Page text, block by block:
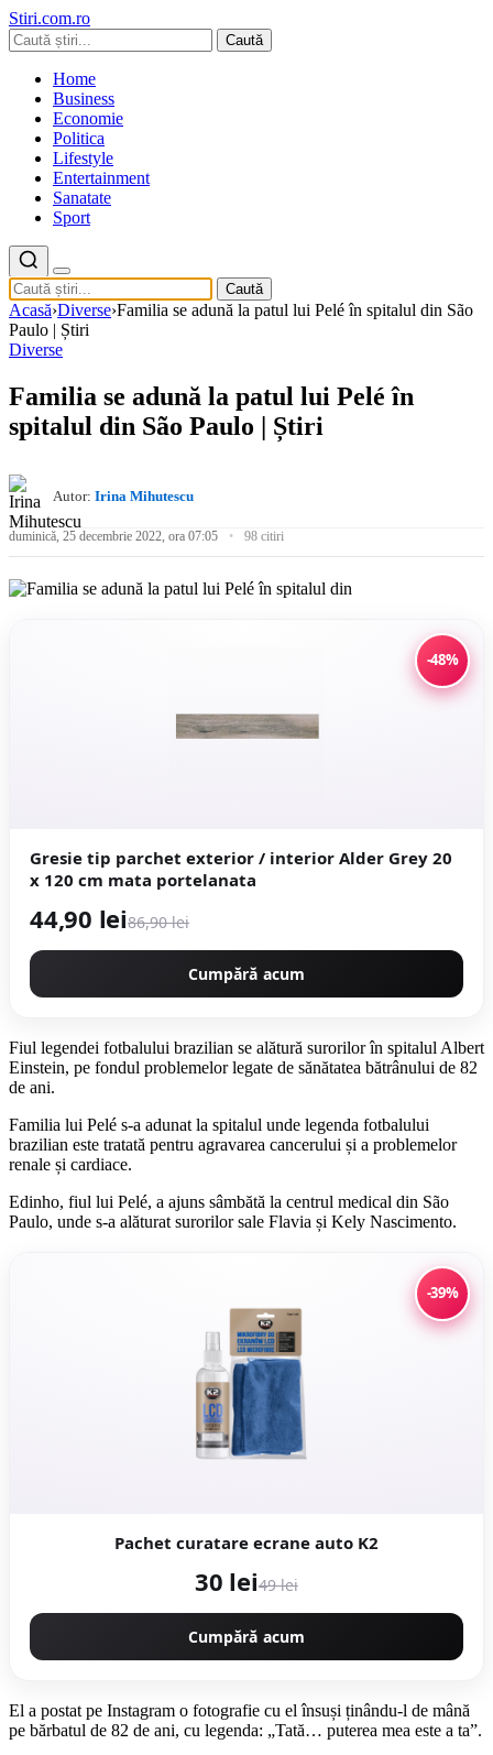
Stiri.com.ro
Caută
Home
Business
Economie
Politica
Lifestyle
Entertainment
Sanatate
Sport
Caută
Acasă›Diverse›Familia se adună la patul lui Pelé în spitalul din São
Paulo | Știri
Diverse
Familia se adună la patul lui Pelé în
spitalul din São Paulo | Știri
Autor: Irina Mihutescu
duminică, 25 decembrie 2022, ora 07:05 98 citiri
-48%
Gresie tip parchet exterior / interior Alder Grey 20
x 120 cm mata portelanata
44,90 lei86,90 lei
Cumpără acum
Fiul legendei fotbalului brazilian se alătură surorilor în spitalul Albert
Einstein, pe fondul problemelor legate de sănătatea bătrânului de 82
de ani.
Familia lui Pelé s-a adunat la spitalul unde legenda fotbalului
brazilian este tratată pentru agravarea cancerului și a problemelor
renale și cardiace.
Edinho, fiul lui Pelé, a ajuns sâmbătă la centrul medical din São
Paulo, unde s-a alăturat surorilor sale Flavia și Kely Nascimento.
-39%
Pachet curatare ecrane auto K2
30 lei49 lei
Cumpără acum
El a postat pe Instagram o fotografie cu el însuși ținându-l de mână
pe bărbatul de 82 de ani, cu legenda: „Tată… puterea mea este a ta”.